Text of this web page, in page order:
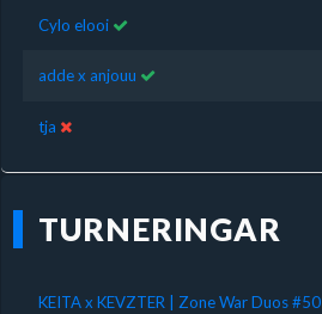
Cylo elooi
adde x anjouu
tja
TURNERINGAR
KEITA x KEVZTER | Zone War Duos #50